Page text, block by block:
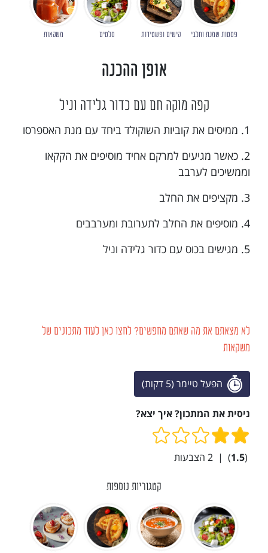
פסטות שמנת וחלבי קישים ופשטידות סלטים משקאות
אופן ההכנה
קפה מוקה חם עם כדור גלידה וניל
1. ממיסים את קוביות השוקולד ביחד עם מנת האספרסו
2. כאשר מגיעים למרקם אחיד מוסיפים את הקקאו
וממשיכים לערבב
3. מקציפים את החלב
4. מוסיפים את החלב לתערובת ומערבבים
5. מגישים בכוס עם כדור גלידה וניל
לא מצאתם את מה שאתם מחפשים? לחצו כאן לעוד מתכונים של
משקאות
הפעל טיימר (5 דקות)
ניסית את המתכון? איך יצא?
(
1.5
)
|
2 הצבעות
קטגוריות נוספות